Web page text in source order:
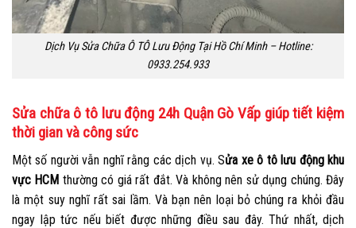
Dịch Vụ Sửa Chữa Ô TÔ Lưu Động Tại Hồ Chí Minh – Hotline:
0933.254.933
Sửa chữa ô tô lưu động 24h Quận Gò Vấp giúp tiết kiệm
thời gian và công sức
Một số người vẫn nghĩ rằng các dịch vụ. Sửa xe ô tô lưu động khu
vực HCM thường có giá rất đắt. Và không nên sử dụng chúng. Đây
là một suy nghĩ rất sai lầm. Và bạn nên loại bỏ chúng ra khỏi đầu
ngay lập tức nếu biết được những điều sau đây. Thứ nhất, dịch